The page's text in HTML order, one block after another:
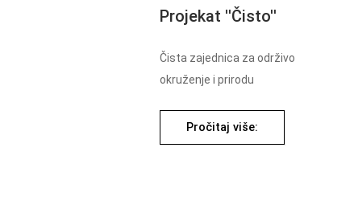
Projekat ''Čisto''
Čista zajednica za održivo
okruženje i prirodu
Pročitaj više: